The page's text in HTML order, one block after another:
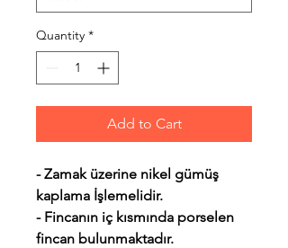
Quantity *
Add to Cart
- Zamak üzerine nikel gümüş
kaplama İşlemelidir.
- Fincanın iç kısmında porselen
fincan bulunmaktadır.